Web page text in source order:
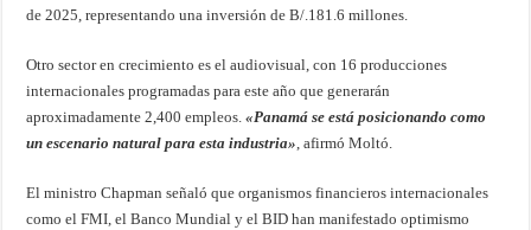
de 2025, representando una inversión de B/.181.6 millones.
Otro sector en crecimiento es el audiovisual, con 16 producciones
internacionales programadas para este año que generarán
aproximadamente 2,400 empleos.«Panamá se está posicionando como
un escenario natural para esta industria», afirmó Moltó.
El ministro Chapman señaló que organismos financieros internacionales
como el FMI, el Banco Mundial y el BID han manifestado optimismo